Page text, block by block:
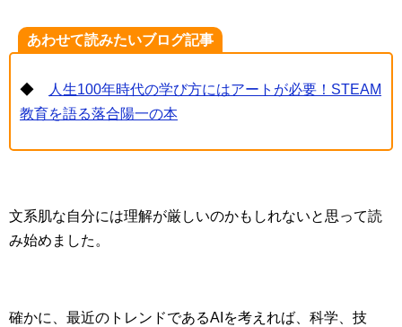
あわせて読みたいブログ記事
◆
人生100年時代の学び方にはアートが必要！STEAM
教育を語る落合陽一の本
文系肌な自分には理解が厳しいのかもしれないと思って読
み始めました。
確かに、最近のトレンドであるAIを考えれば、科学、技